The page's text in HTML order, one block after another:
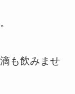
も飲みませ